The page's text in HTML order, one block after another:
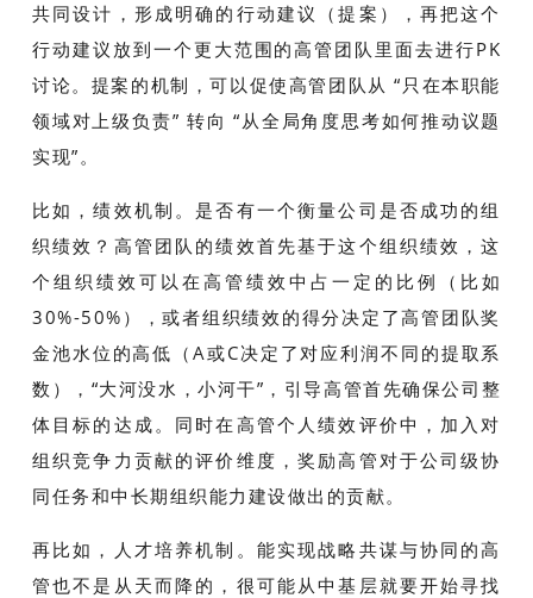
共同设计，形成明确的行动建议（提案），再把这个
行动建议放到一个更大范围的高管团队里面去进行PK
讨论。提案的机制，可以促使高管团队从 “只在本职能
领域对上级负责” 转向 “从全局角度思考如何推动议题
实现”。
比如，绩效机制。是否有一个衡量公司是否成功的组
织绩效？高管团队的绩效首先基于这个组织绩效，这
个组织绩效可以在高管绩效中占一定的比例（比如
30%-50%），或者组织绩效的得分决定了高管团队奖
金池水位的高低（A或C决定了对应利润不同的提取系
数），“大河没水，小河干”，引导高管首先确保公司整
体目标的达成。同时在高管个人绩效评价中，加入对
组织竞争力贡献的评价维度，奖励高管对于公司级协
同任务和中长期组织能力建设做出的贡献。
再比如，人才培养机制。能实现战略共谋与协同的高
管也不是从天而降的，很可能从中基层就要开始寻找